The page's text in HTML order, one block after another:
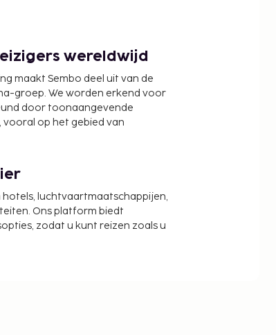
wereldwijd
maakt Sembo deel uit van de
groep. We worden erkend voor
door toonaangevende
vooral op het gebied van
hotels, luchtvaartmaatschappijen,
Ons platform biedt
zodat u kunt reizen zoals u